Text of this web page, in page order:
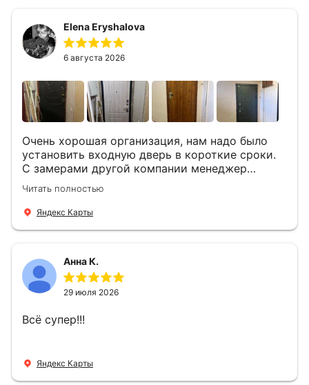
установили две двери, ответили на все
вопросы . Выполненной работой мы довольны.
Огромная всем благодарность!
Elena Eryshalova
6 августа 2026
Очень хорошая организация, нам надо было
установить входную дверь в короткие сроки.
С замерами другой компании менеджер
компании Филлип, быстро предоставил нам
варианты дверей, монтаж тоже был очень
четкий, позвонили, согласовали и установили
Читать полностью
Яндекс Карты
Анна К.
29 июля 2026
Всё супер!!!
Яндекс Карты